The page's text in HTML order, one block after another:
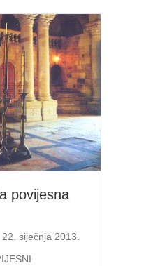
povijesna
22. siječnja 2013.